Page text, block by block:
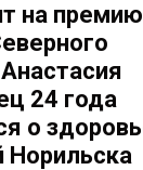
на премию
24 года
о
Норильска